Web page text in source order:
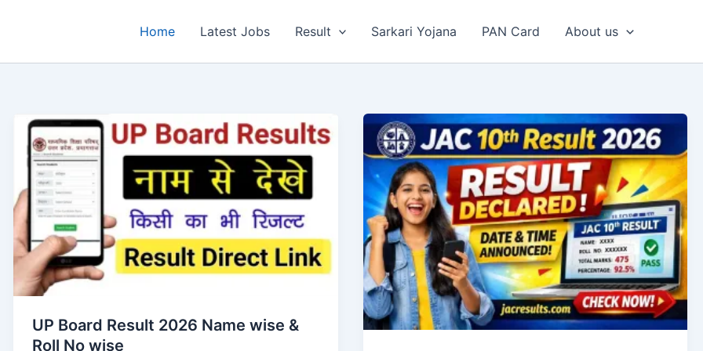
Home Latest Jobs Result Sarkari Yojana PAN Card About us
UP Board Result 2026 Name wise &
Roll No wise